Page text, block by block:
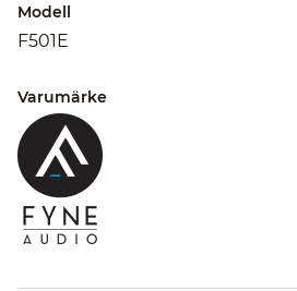
Modell
F501E
Varumärke